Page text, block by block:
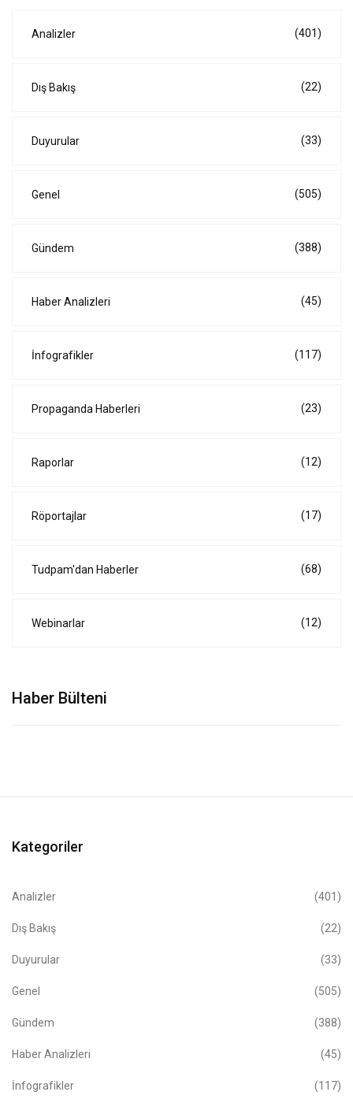
Analizler (401)
Dış Bakış (22)
Duyurular (33)
Genel (505)
Gündem (388)
Haber Analizleri (45)
İnfografikler (117)
Propaganda Haberleri (23)
Raporlar (12)
Röportajlar (17)
Tudpam'dan Haberler (68)
Webinarlar (12)
Haber Bülteni
Kategoriler
Analizler (401)
Dış Bakış (22)
Duyurular (33)
Genel (505)
Gündem (388)
Haber Analizleri (45)
İnfografikler (117)